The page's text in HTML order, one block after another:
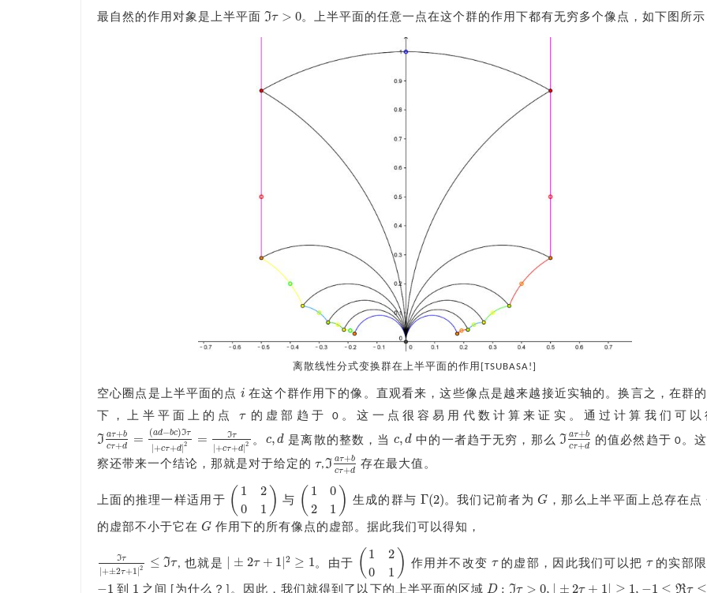
最自然的作用对象是上半平面 Iτ > 0
ℑ τ 0 。上半平面的任意一点在这个群的作用下都有无穷多个像点，如下图所示
离散线性分式变换群在上半平面的作用[TSUBASA!]
空心圈点是上半平面的点 i
i 在这个群作用下的像。直观看来，这些像点是越来越接近实轴的。换言之，在群
下，上半平面上的点 τ
τ的虚部趋于 0。这一点很容易用代数计算来证实。通过计算我们可以
I aτ+b
cτ+d
= (ad−bc)Iτ
|+cτ+d|2 = Iτ
|+cτ+d|2
ℑ aτ+bc τ+d ( ad− bc) τ|+ c τ +d | 2= ℑτ +c τ+ d|2
。 c, d
c,d 是离散的整数，当 c, d
c,d 中的一者趋于无穷，那么 I aτ+b
cτ+d
ℑaτ+bc τ+d
的值必然趋于 0。
察还带来一个结论，那就是对于给定的 τ
τ,I aτ+b
cτ+d
ℑ aτ+bc τ+d
存在最大值。
上面的推理一样适用于 ( 1
0
2
1 )
(1 2 ) 与 ( 1
2
0
1 )
(1 02 ) 生成的群与 Γ(2)
Γ( 2) 。我们记前者为G
G ，那么上半平面上总存在点
的虚部不小于它在 G
G 作用下的所有像点的虚部。据此我们可以得知，
Iτ
+±2τ+1 2 ≤ Iτ
ℑ τ |+±2 τ +1 |2 ≤ℑ τ , 也就是 ± 2τ + 1 |2 ≥ 1
±2 τ+1 |2 ≥1 。由于 ( 1
0
2
1 )
(1 2 ) 作用并不改变 τ
τ的虚部，因此我们可以把 τ
τ的实部
−1 到 1 之间 [为什么？]。因此，我们就得到了以下的上半平面的区域 D : Iτ > 0, ± 2τ + 1 ≥ 1, −1 ≤ Rτ ≤